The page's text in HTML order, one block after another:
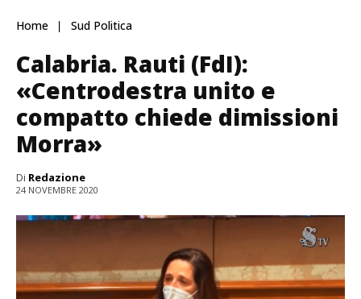
Home Sud Politica
Calabria. Rauti (FdI):
«Centrodestra unito e
compatto chiede dimissioni
Morra»
Di Redazione
24 NOVEMBRE 2020